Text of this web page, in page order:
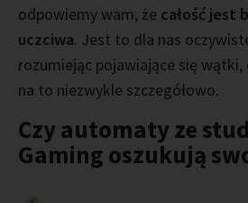
odpowiemy wam, że całość jest
uczciwa. Jest to dla nas
rozumiejąc pojawiające się
na to niezwykle szczegółowo.
Czy automaty ze
Gaming oszukują